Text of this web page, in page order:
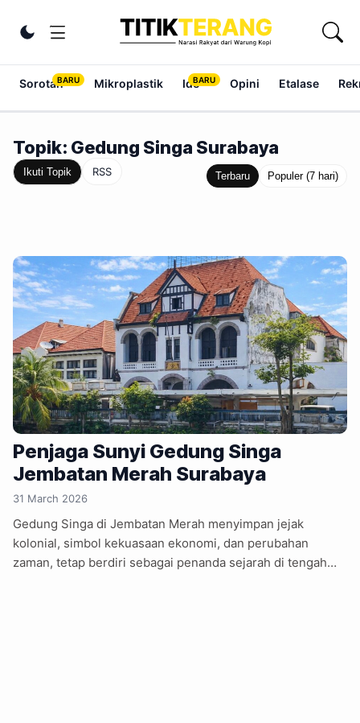
Ubah tema
Sorotan Mikroplastik Ide Opini Etalase
Topik: Gedung Singa Surabaya
Ikuti Topik RSS Terbaru Populer (7 hari)
Penjaga Sunyi Gedung Singa
Jembatan Merah Surabaya
31 March 2026
Gedung Singa di Jembatan Merah menyimpan jejak
kolonial, simbol kekuasaan ekonomi, dan perubahan
zaman, tetap berdiri sebagai penanda sejarah di tengah